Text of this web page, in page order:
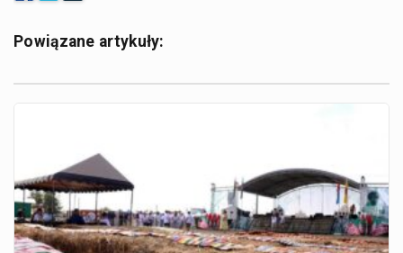
Powiązane artykuły: